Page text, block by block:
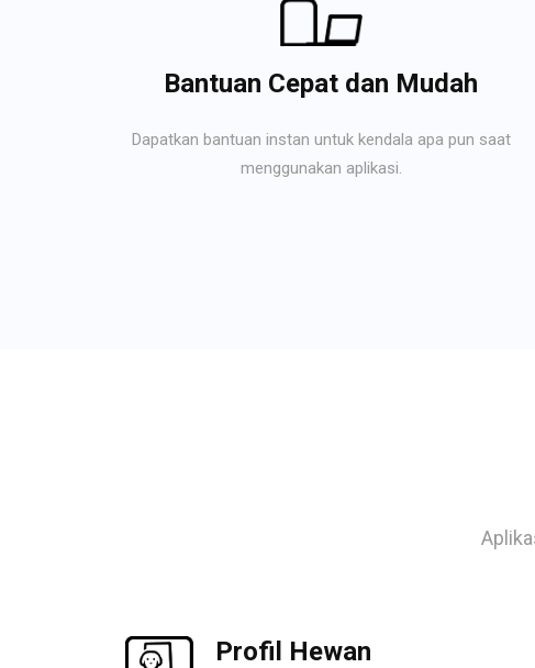
Bantuan Cepat dan Mudah
Dapatkan bantuan instan untuk kendala apa pun saat
menggunakan aplikasi.
Profil Hewan